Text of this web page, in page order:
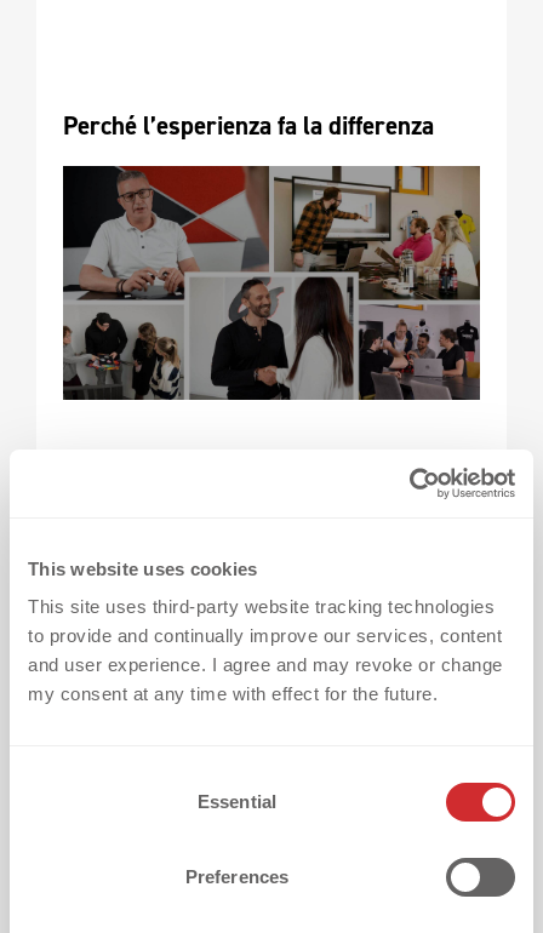
This website uses cookies
This site uses third-party website tracking technologies
to provide and continually improve our services, content
and user experience. I agree and may revoke or change
my consent at any time with effect for the future.
Essential
Preferences
Perché l’esperienza fa la differenza
L’esperienza non rende le macchine più
Partner con una vasta esperienza di progetto
sanno:
quali tessuti sono sensibili
solitamente più tempo
quali fasi possono procedere in parallelo